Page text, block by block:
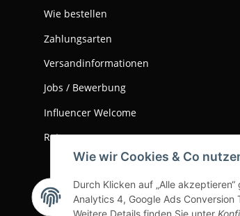
Wie wir Cookies & Co
Durch Klicken auf „Alle
Analytics 4, Google Ads
Wie bestellen
Zahlungsarten
Versandinformationen
Jobs / Bewerbung
Influencer Welcome
Retouren
Vertrag widerrufen